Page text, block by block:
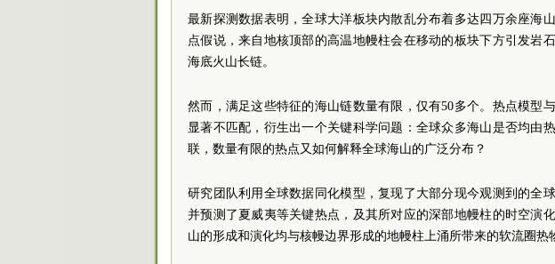
最新探测数据表明，全球大洋板块内散乱分布着多达四万余座海
点假说，来自地核顶部的高温地幔柱会在移动的板块下方引发岩
海底火山长链。
然而，满足这些特征的海山链数量有限，仅有50多个。热点模型
显著不匹配，衍生出一个关键科学问题：全球众多海山是否均由
联，数量有限的热点又如何解释全球海山的广泛分布？
研究团队利用全球数据同化模型，复现了大部分现今观测到的全
并预测了夏威夷等关键热点，及其所对应的深部地幔柱的时空演
山的形成和演化均与核幔边界形成的地幔柱上涌所带来的软流圈热